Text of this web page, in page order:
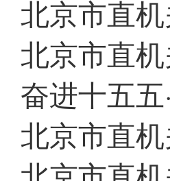
北京市直
北京市直
奋进十五五·
北京市直机